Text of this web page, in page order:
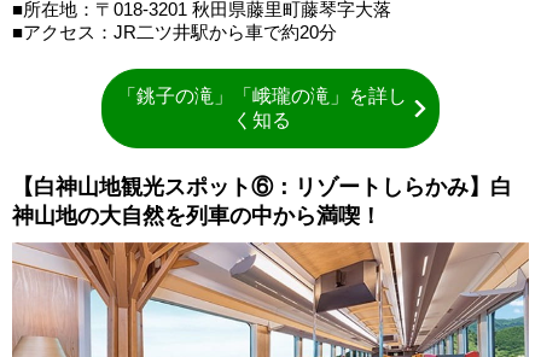
■所在地：〒018-3201 秋田県藤里町藤琴字大落
■アクセス：JR二ツ井駅から車で約20分
「銚子の滝」「峨瓏の滝」を詳し
く知る
【白神山地観光スポット⑥：リゾートしらかみ】白
神山地の大自然を列車の中から満喫！